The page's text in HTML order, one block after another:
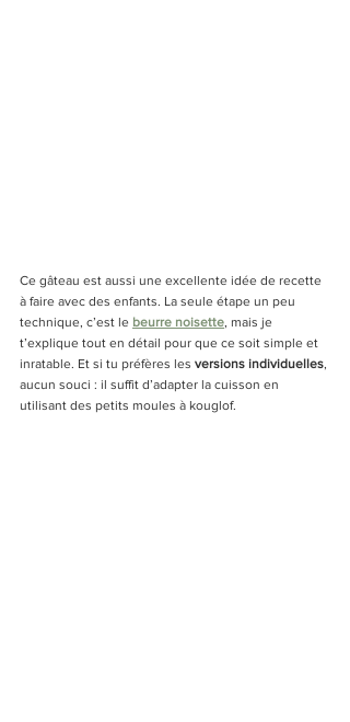
Ce gâteau est aussi une excellente idée de recette
à faire avec des enfants. La seule étape un peu
technique, c’est le beurre noisette, mais je
t’explique tout en détail pour que ce soit simple et
inratable. Et si tu préfères les versions individuelles,
aucun souci : il suffit d’adapter la cuisson en
utilisant des petits moules à kouglof.